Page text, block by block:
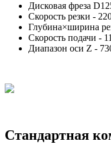
Дисковая фреза
Скорость резки -
Глубина×ширина
Скорость подачи -
Диапазон оси Z -
Стандартная